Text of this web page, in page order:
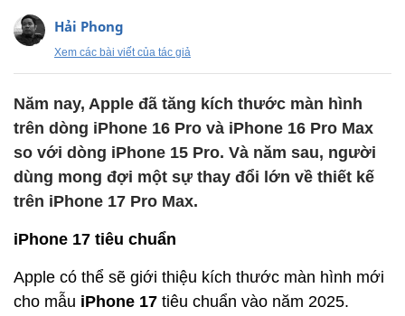
Hải Phong
Xem các bài viết của tác giả
Năm nay, Apple đã tăng kích thước màn hình
trên dòng iPhone 16 Pro và iPhone 16 Pro Max
so với dòng iPhone 15 Pro. Và năm sau, người
dùng mong đợi một sự thay đổi lớn về thiết kế
trên iPhone 17 Pro Max.
iPhone 17 tiêu chuẩn
Apple có thể sẽ giới thiệu kích thước màn hình mới
cho mẫu iPhone 17 tiêu chuẩn vào năm 2025.